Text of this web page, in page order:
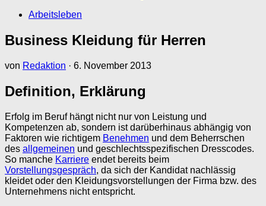
Arbeitsleben
Business Kleidung für Herren
von Redaktion · 6. November 2013
Definition, Erklärung
Erfolg im Beruf hängt nicht nur von Leistung und
Kompetenzen ab, sondern ist darüberhinaus abhängig von
Faktoren wie richtigem Benehmen und dem Beherrschen
des allgemeinen und geschlechtsspezifischen Dresscodes.
So manche Karriere endet bereits beim
Vorstellungsgespräch, da sich der Kandidat nachlässig
kleidet oder den Kleidungsvorstellungen der Firma bzw. des
Unternehmens nicht entspricht.